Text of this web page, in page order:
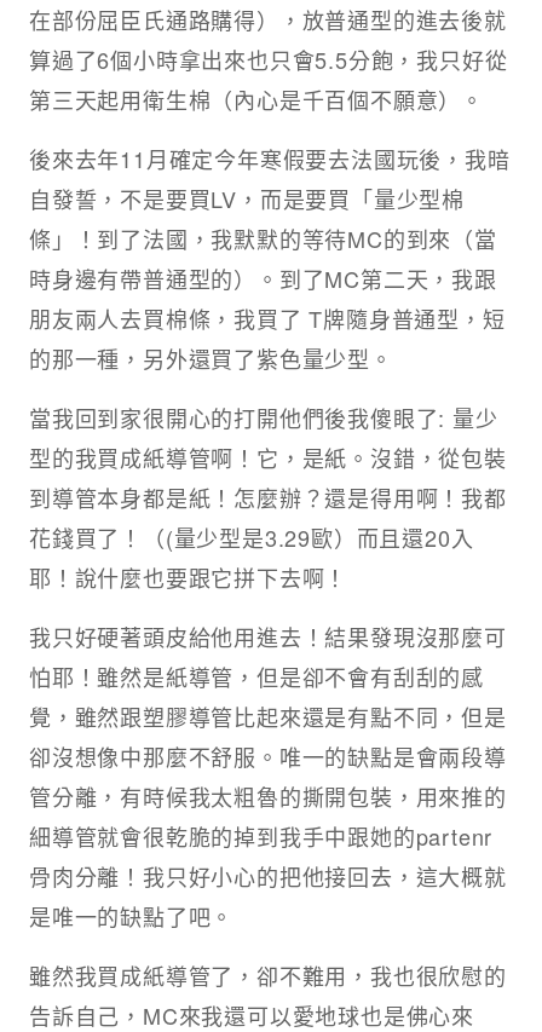
在部份屈臣氏通路購得），放普通型的進去後就
算過了6個小時拿出來也只會5.5分飽，我只好從
第三天起用衛生棉（內心是千百個不願意）。
後來去年11月確定今年寒假要去法國玩後，我暗
自發誓，不是要買LV，而是要買「量少型棉
條」！到了法國，我默默的等待MC的到來（當
時身邊有帶普通型的）。到了MC第二天，我跟
朋友兩人去買棉條，我買了 T牌隨身普通型，短
的那一種，另外還買了紫色量少型。
當我回到家很開心的打開他們後我傻眼了: 量少
型的我買成紙導管啊！它，是紙。沒錯，從包裝
到導管本身都是紙！怎麼辦？還是得用啊！我都
花錢買了！（(量少型是3.29歐）而且還20入
耶！說什麼也要跟它拼下去啊！
我只好硬著頭皮給他用進去！結果發現沒那麼可
怕耶！雖然是紙導管，但是卻不會有刮刮的感
覺，雖然跟塑膠導管比起來還是有點不同，但是
卻沒想像中那麼不舒服。唯一的缺點是會兩段導
管分離，有時候我太粗魯的撕開包裝，用來推的
細導管就會很乾脆的掉到我手中跟她的partenr
骨肉分離！我只好小心的把他接回去，這大概就
是唯一的缺點了吧。
雖然我買成紙導管了，卻不難用，我也很欣慰的
告訴自己，MC來我還可以愛地球也是佛心來